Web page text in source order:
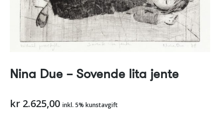
Nina Due – Sovende lita jente
kr 2.625,00 inkl. 5% kunstavgift